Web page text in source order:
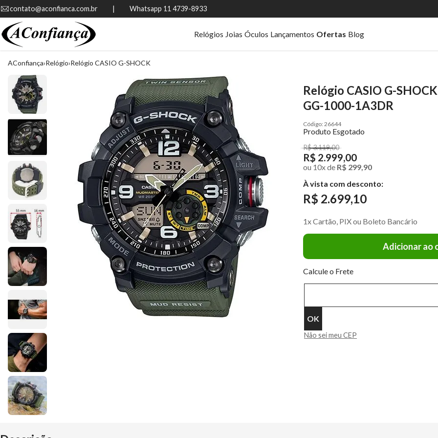
contato@aconfianca.com.br          |          Whatsapp 11 4739-8933
Relógios Joias Óculos Lançamentos Ofertas Blog
AConfiança Relógio Relógio CASIO G-SHOCK
Relógio CASIO G-
GG-1000-1A3DR
26644
Produto Esgotado
R$ 3.119,00
R$ 2.999,00
ou 10xde R$ 299,90
À vista com desconto:
R$ 2.699,10
1x Cartão, PIX ou Boleto Bancário
Adicionar ao
Calcule o Frete
Não sei meu CEP